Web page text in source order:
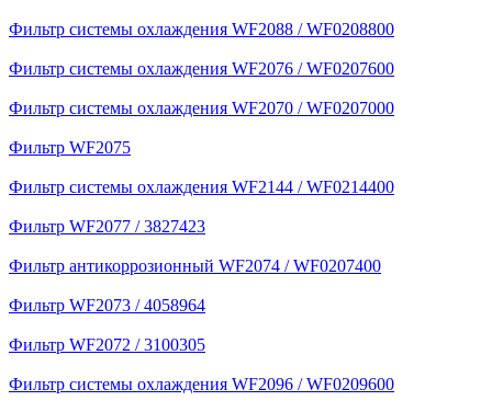
Фильтр системы охлаждения WF2088 / WF0208800
Фильтр системы охлаждения WF2076 / WF0207600
Фильтр системы охлаждения WF2070 / WF0207000
Фильтр WF2075
Фильтр системы охлаждения WF2144 / WF0214400
Фильтр WF2077 / 3827423
Фильтр антикоррозионный WF2074 / WF0207400
Фильтр WF2073 / 4058964
Фильтр WF2072 / 3100305
Фильтр системы охлаждения WF2096 / WF0209600